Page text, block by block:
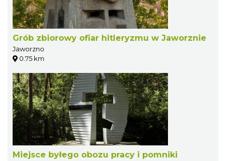
Grób zbiorowy ofiar hitleryzmu w Jaworznie
Jaworzno
0.75 km
Miejsce byłego obozu pracy i pomniki